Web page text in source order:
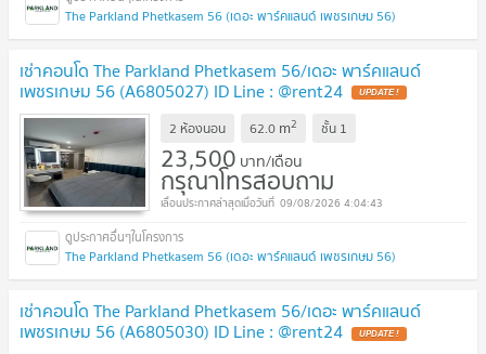
The Parkland Phetkasem 56 (เดอะ พาร์คแลนด์ เพชรเกษม 56)
เช่าคอนโด The Parkland Phetkasem 56/เดอะ พาร์คแลนด์
เพชรเกษม 56 (A6805027) ID Line : @rent24
2 ห้องนอน 62.0 m2 ชั้น 1
23,500 บาท/เดือน
กรุณาโทรสอบถาม
09/08/2026 4:04:43
The Parkland Phetkasem 56 (เดอะ พาร์คแลนด์ เพชรเกษม 56)
เช่าคอนโด The Parkland Phetkasem 56/เดอะ พาร์คแลนด์
เพชรเกษม 56 (A6805030) ID Line : @rent24